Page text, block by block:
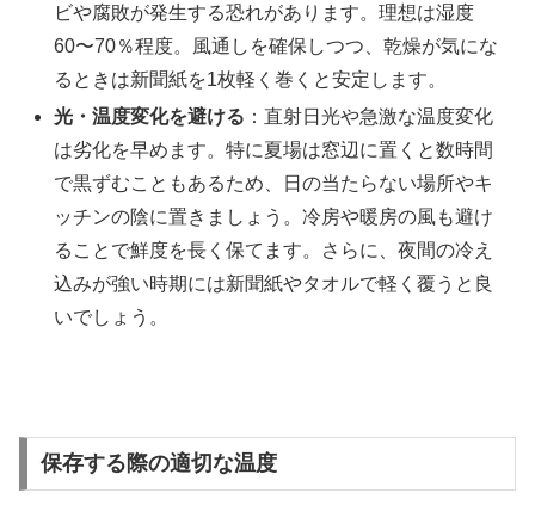
ビや腐敗が発生する恐れがあります。理想は湿度
60〜70％程度。風通しを確保しつつ、乾燥が気にな
るときは新聞紙を1枚軽く巻くと安定します。
光・温度変化を避ける ：直射日光や急激な温度変化
は劣化を早めます。特に夏場は窓辺に置くと数時間
で黒ずむこともあるため、日の当たらない場所やキ
ッチンの陰に置きましょう。冷房や暖房の風も避け
ることで鮮度を長く保てます。さらに、夜間の冷え
込みが強い時期には新聞紙やタオルで軽く覆うと良
いでしょう。
保存する際の適切な温度